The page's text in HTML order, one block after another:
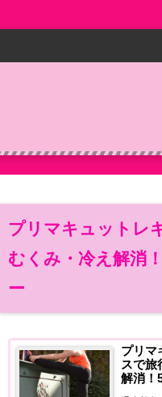
プリマキュットレ
むくみ・冷え解消
ー
プリマ
スで旅
解消！